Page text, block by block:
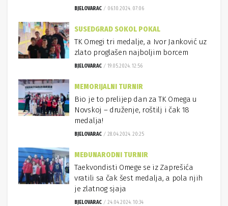
BJELOVARAC 06.10.2024. 07:06
SUSEDGRAD SOKOL POKAL
TK Omegi tri medalje, a Ivor Janković uz
zlato proglašen najboljim borcem
BJELOVARAC 19.05.2024. 12:56
MEMORIJALNI TURNIR
Bio je to prelijep dan za TK Omega u
Novskoj – druženje, roštilj i čak 18
medalja!
BJELOVARAC 28.04.2024. 20:25
MEĐUNARODNI TURNIR
Taekvondisti Omege se iz Zaprešića
vratili sa čak šest medalja, a pola njih
je zlatnog sjaja
BJELOVARAC 24.04.2024. 10:34